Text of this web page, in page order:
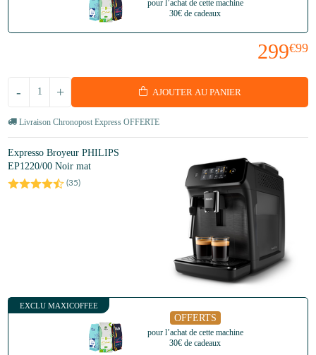
pour l’achat de cette machine
30€ de cadeaux
299€99
+
- AJOUTER AU PANIER
Livraison Chronopost Express OFFERTE
Expresso Broyeur PHILIPS
EP1220/00 Noir mat
(35)
EXCLU MAXICOFFEE
OFFERTS
pour l’achat de cette machine
30€ de cadeaux